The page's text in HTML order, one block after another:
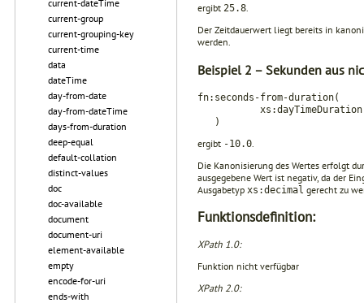
current-dateTime
current-group
current-grouping-key
current-time
data
dateTime
day-from-date
day-from-dateTime
days-from-duration
deep-equal
default-collation
distinct-values
doc
doc-available
document
document-uri
element-available
empty
encode-for-uri
ends-with
ergibt 25.8.
Der Zeitdauerwert liegt bereits in
werden.
Beispiel 2 – Sekunden aus
fn:seconds-from-duration(
xs:dayTimeDuration("-
)
ergibt -10.0
Die Kanonisierung des Wertes erfolgt
ausgegebene Wert ist negativ, da der
Ausgabetyp xs:decimal gerecht zu
Funktionsdefinition:
XPath 1.0:
Funktion nicht verfügbar
XPath 2.0: